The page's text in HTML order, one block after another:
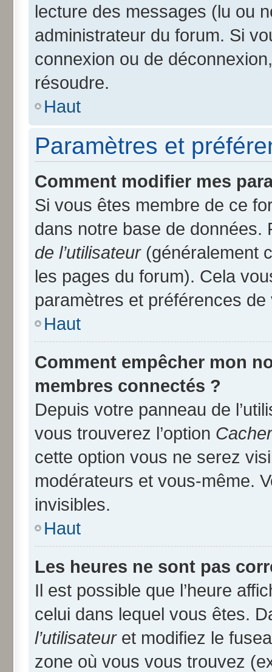
lecture des messages (lu ou
administrateur du forum. Si
connexion ou de
résoudre.
Haut
Paramètres et
Comment modifier mes
Si vous êtes membre de ce
dans notre base de
de l’utilisateur(généralement
les pages du forum). Cela
paramètres et préférences
Haut
Comment empêcher mon
membres connectés ?
Depuis votre panneau de
vous trouverez l’option
cette option vous ne serez
modérateurs et vous-même.
invisibles.
Haut
Les heures ne sont pas
Il est possible que l’heure
celui dans lequel vous êtes.
l’utilisateuret modifiez le
zone où vous vous trouvez